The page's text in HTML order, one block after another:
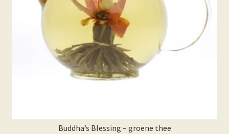
Buddha’s Blessing – groene thee